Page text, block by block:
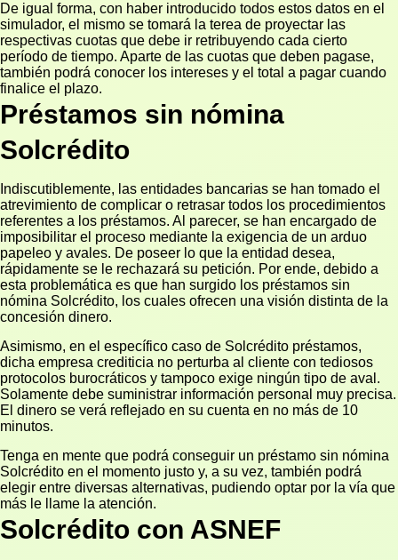
De igual forma, con haber introducido todos estos datos en el
simulador, el mismo se tomará la terea de proyectar las
respectivas cuotas que debe ir retribuyendo cada cierto
período de tiempo. Aparte de las cuotas que deben pagase,
también podrá conocer los intereses y el total a pagar cuando
finalice el plazo.
Préstamos sin nómina
Solcrédito
Indiscutiblemente, las entidades bancarias se han tomado el
atrevimiento de complicar o retrasar todos los procedimientos
referentes a los préstamos. Al parecer, se han encargado de
imposibilitar el proceso mediante la exigencia de un arduo
papeleo y avales. De poseer lo que la entidad desea,
rápidamente se le rechazará su petición. Por ende, debido a
esta problemática es que han surgido los préstamos sin
nómina Solcrédito, los cuales ofrecen una visión distinta de la
concesión dinero.
Asimismo, en el específico caso de Solcrédito préstamos,
dicha empresa crediticia no perturba al cliente con tediosos
protocolos burocráticos y tampoco exige ningún tipo de aval.
Solamente debe suministrar información personal muy precisa.
El dinero se verá reflejado en su cuenta en no más de 10
minutos.
Tenga en mente que podrá conseguir un préstamo sin nómina
Solcrédito en el momento justo y, a su vez, también podrá
elegir entre diversas alternativas, pudiendo optar por la vía que
más le llame la atención.
Solcrédito con ASNEF